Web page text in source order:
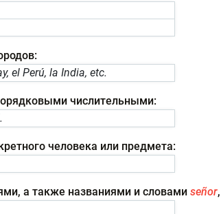
el Perú, la India, etc.
числительными:
человека или предмета:
а также названиями и словами señor,